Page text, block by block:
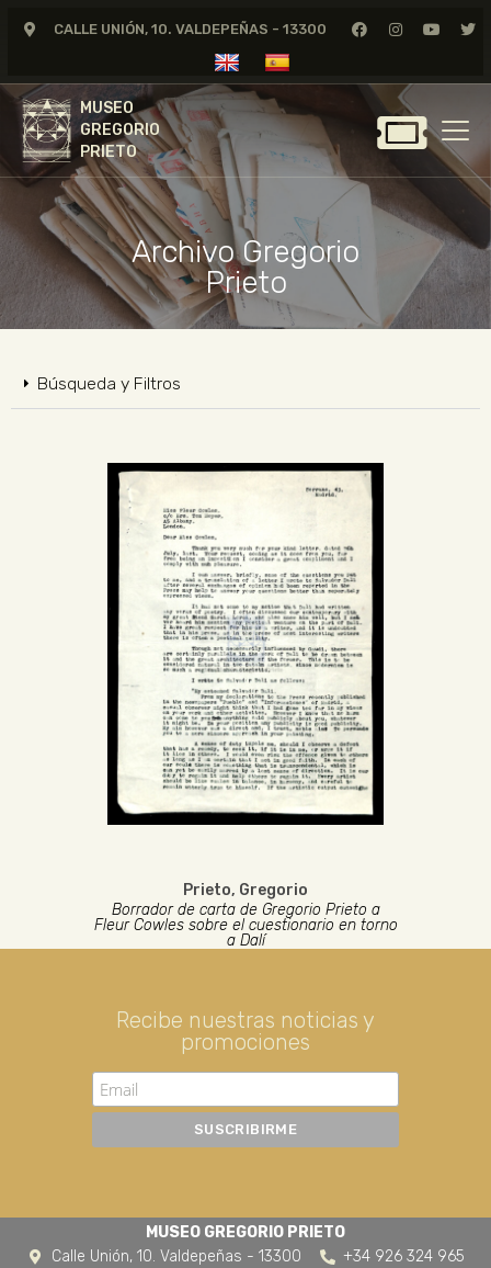
CALLE UNIÓN, 10. VALDEPEÑAS - 13300
MUSEO
GREGORIO
PRIETO
MUSEO
GREGORIO
PRIETO
GREGORIO PRIETO
MUSEO
ARCHIVO
CERTAMEN DE DIBUJO
FUNDACIÓN
NOTICIAS
Archivo Gregorio
Prieto
Búsqueda y Filtros
Prieto, Gregorio
Borrador de carta de Gregorio Prieto a
Fleur Cowles sobre el cuestionario en torno
a Dalí
Recibe nuestras noticias y
promociones
MUSEO GREGORIO PRIETO
Calle Unión, 10. Valdepeñas - 13300
+34 926 324 965